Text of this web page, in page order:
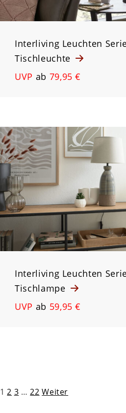
Interliving Leuchten
Tischleuchte
UVP ab 79,95 €
Interliving Leuchten
Tischlampe
UVP ab 59,95 €
Seitennummerierung
der
1 2 3 … 22 Weiter